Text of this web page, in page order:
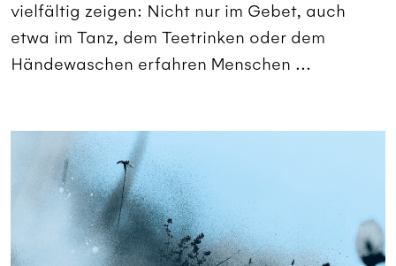
vielfältig zeigen: Nicht nur im Gebet, auch
etwa im Tanz, dem Teetrinken oder dem
Händewaschen erfahren Menschen ...